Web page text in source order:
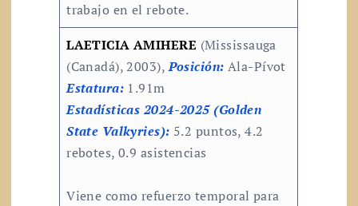
trabajo en el rebote.
LAETICIA AMIHERE (Mississauga
(Canadá), 2003),Posición: Ala-Pívot
Estatura: 1.91m
Estadísticas 2024-2025 (Golden
State Valkyries): 5.2 puntos, 4.2
rebotes, 0.9 asistencias
Viene como refuerzo temporal para